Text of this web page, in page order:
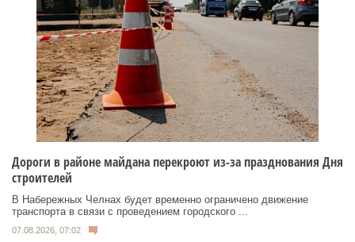
Дороги в районе майдана перекроют из-за празднования Дня
строителей
В Набережных Челнах будет временно ограничено движение
транспорта в связи с проведением городского ...
07.08.2026, 07:02